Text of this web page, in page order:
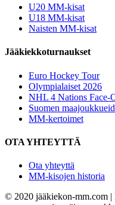
U20 MM-kisat
U18 MM-kisat
Naisten MM-kisat
Jääkiekkoturnaukset
Euro Hockey Tour
Olympialaiset 2026
NHL 4 Nations Face-
Suomen
MM-kertoimet
OTA YHTEYTTÄ
Ota yhteyttä
MM-kisojen historia
© 2020 jääkiekon-mm.com